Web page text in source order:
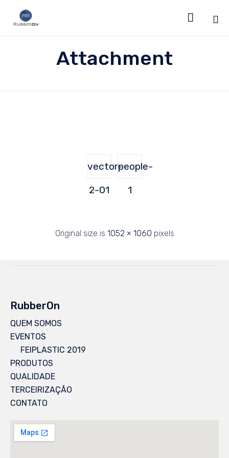

Attachment
vector-
2-01
people-
1
Original size is 1052 × 1060 pixels
RubberOn
QUEM SOMOS
EVENTOS
FEIPLASTIC 2019
PRODUTOS
QUALIDADE
TERCEIRIZAÇÃO
CONTATO